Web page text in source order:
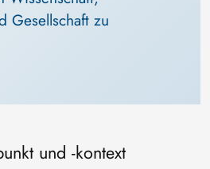
Gesellschaft zu
und -kontext